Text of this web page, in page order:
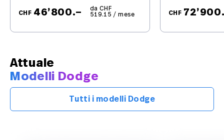
CHF 46’800.– da CHF
519.15 / mese CHF
Attuale
Modelli Dodge
Tutti i modelli Dodge